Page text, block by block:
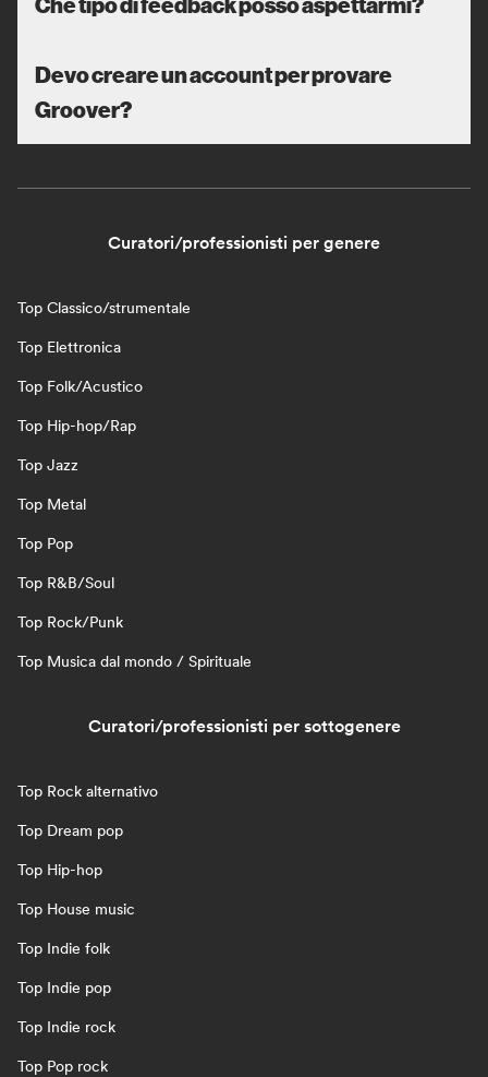
Devo creare un account per provare
Groover?
Curatori/professionisti per genere
Top Classico/strumentale
Top Elettronica
Top Folk/Acustico
Top Hip-hop/Rap
Top Jazz
Top Metal
Top Pop
Top R&B/Soul
Top Rock/Punk
Top Musica dal mondo / Spirituale
Curatori/professionisti per sottogenere
Top Rock alternativo
Top Dream pop
Top Hip-hop
Top House music
Top Indie folk
Top Indie pop
Top Indie rock
Top Pop rock